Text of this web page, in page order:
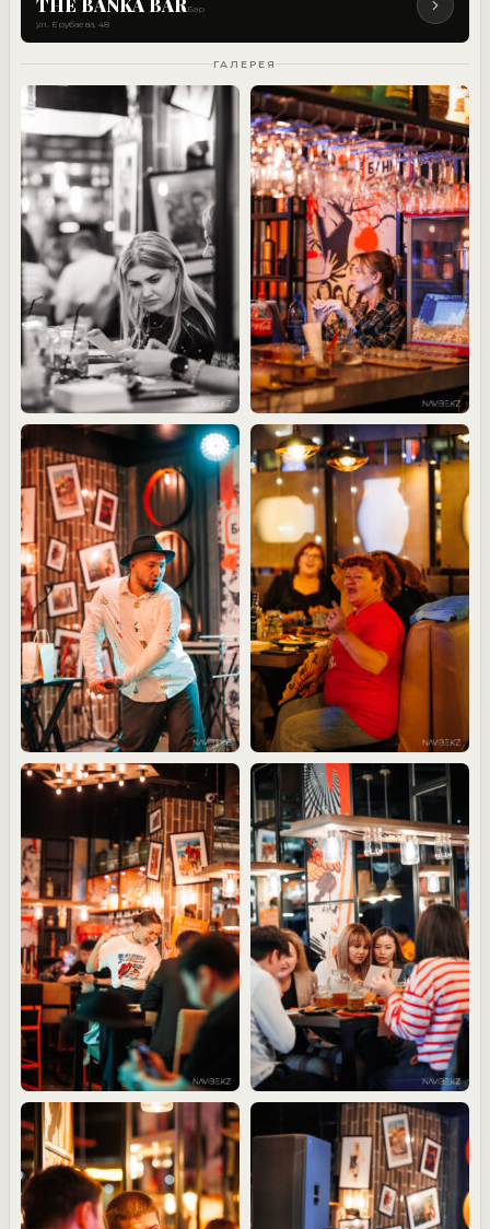
THE BANKA BAR Бар
ул. Ерубаева, 48
ГАЛЕРЕЯ